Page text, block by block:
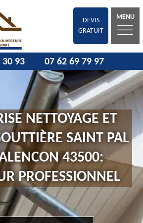
DEVIS
GRATUIT
MENU
30 93 07 62 69 79 97
NETTOYAGE ET
SAINT PAL
43500:
PROFESSIONNEL